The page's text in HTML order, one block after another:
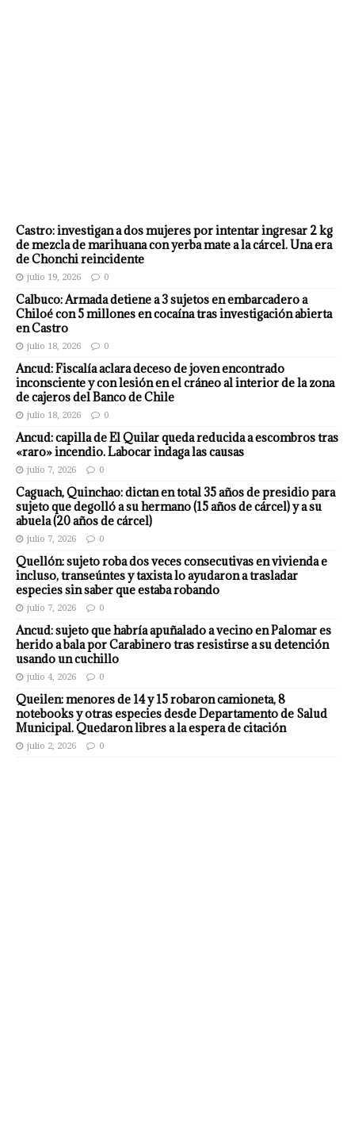
Castro: investigan a dos mujeres por intentar ingresar 2 kg
de mezcla de marihuana con yerba mate a la cárcel. Una era
de Chonchi reincidente
julio 19, 2026 0
Calbuco: Armada detiene a 3 sujetos en embarcadero a
Chiloé con 5 millones en cocaína tras investigación abierta
en Castro
julio 18, 2026 0
Ancud: Fiscalía aclara deceso de joven encontrado
inconsciente y con lesión en el cráneo al interior de la zona
de cajeros del Banco de Chile
julio 18, 2026 0
Ancud: capilla de El Quilar queda reducida a escombros tras
«raro» incendio. Labocar indaga las causas
julio 7, 2026 0
Caguach, Quinchao: dictan en total 35 años de presidio para
sujeto que degolló a su hermano (15 años de cárcel) y a su
abuela (20 años de cárcel)
julio 7, 2026 0
Quellón: sujeto roba dos veces consecutivas en vivienda e
incluso, transeúntes y taxista lo ayudaron a trasladar
especies sin saber que estaba robando
julio 7, 2026 0
Ancud: sujeto que habría apuñalado a vecino en Palomar es
herido a bala por Carabinero tras resistirse a su detención
usando un cuchillo
julio 4, 2026 0
Queilen: menores de 14 y 15 robaron camioneta, 8
notebooks y otras especies desde Departamento de Salud
Municipal. Quedaron libres a la espera de citación
julio 2, 2026 0